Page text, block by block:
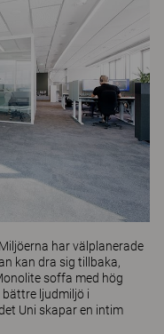
har välplanerade
kan dra sig tillbaka,
soffa med hög
ljudmiljö i
Uni skapar en intim